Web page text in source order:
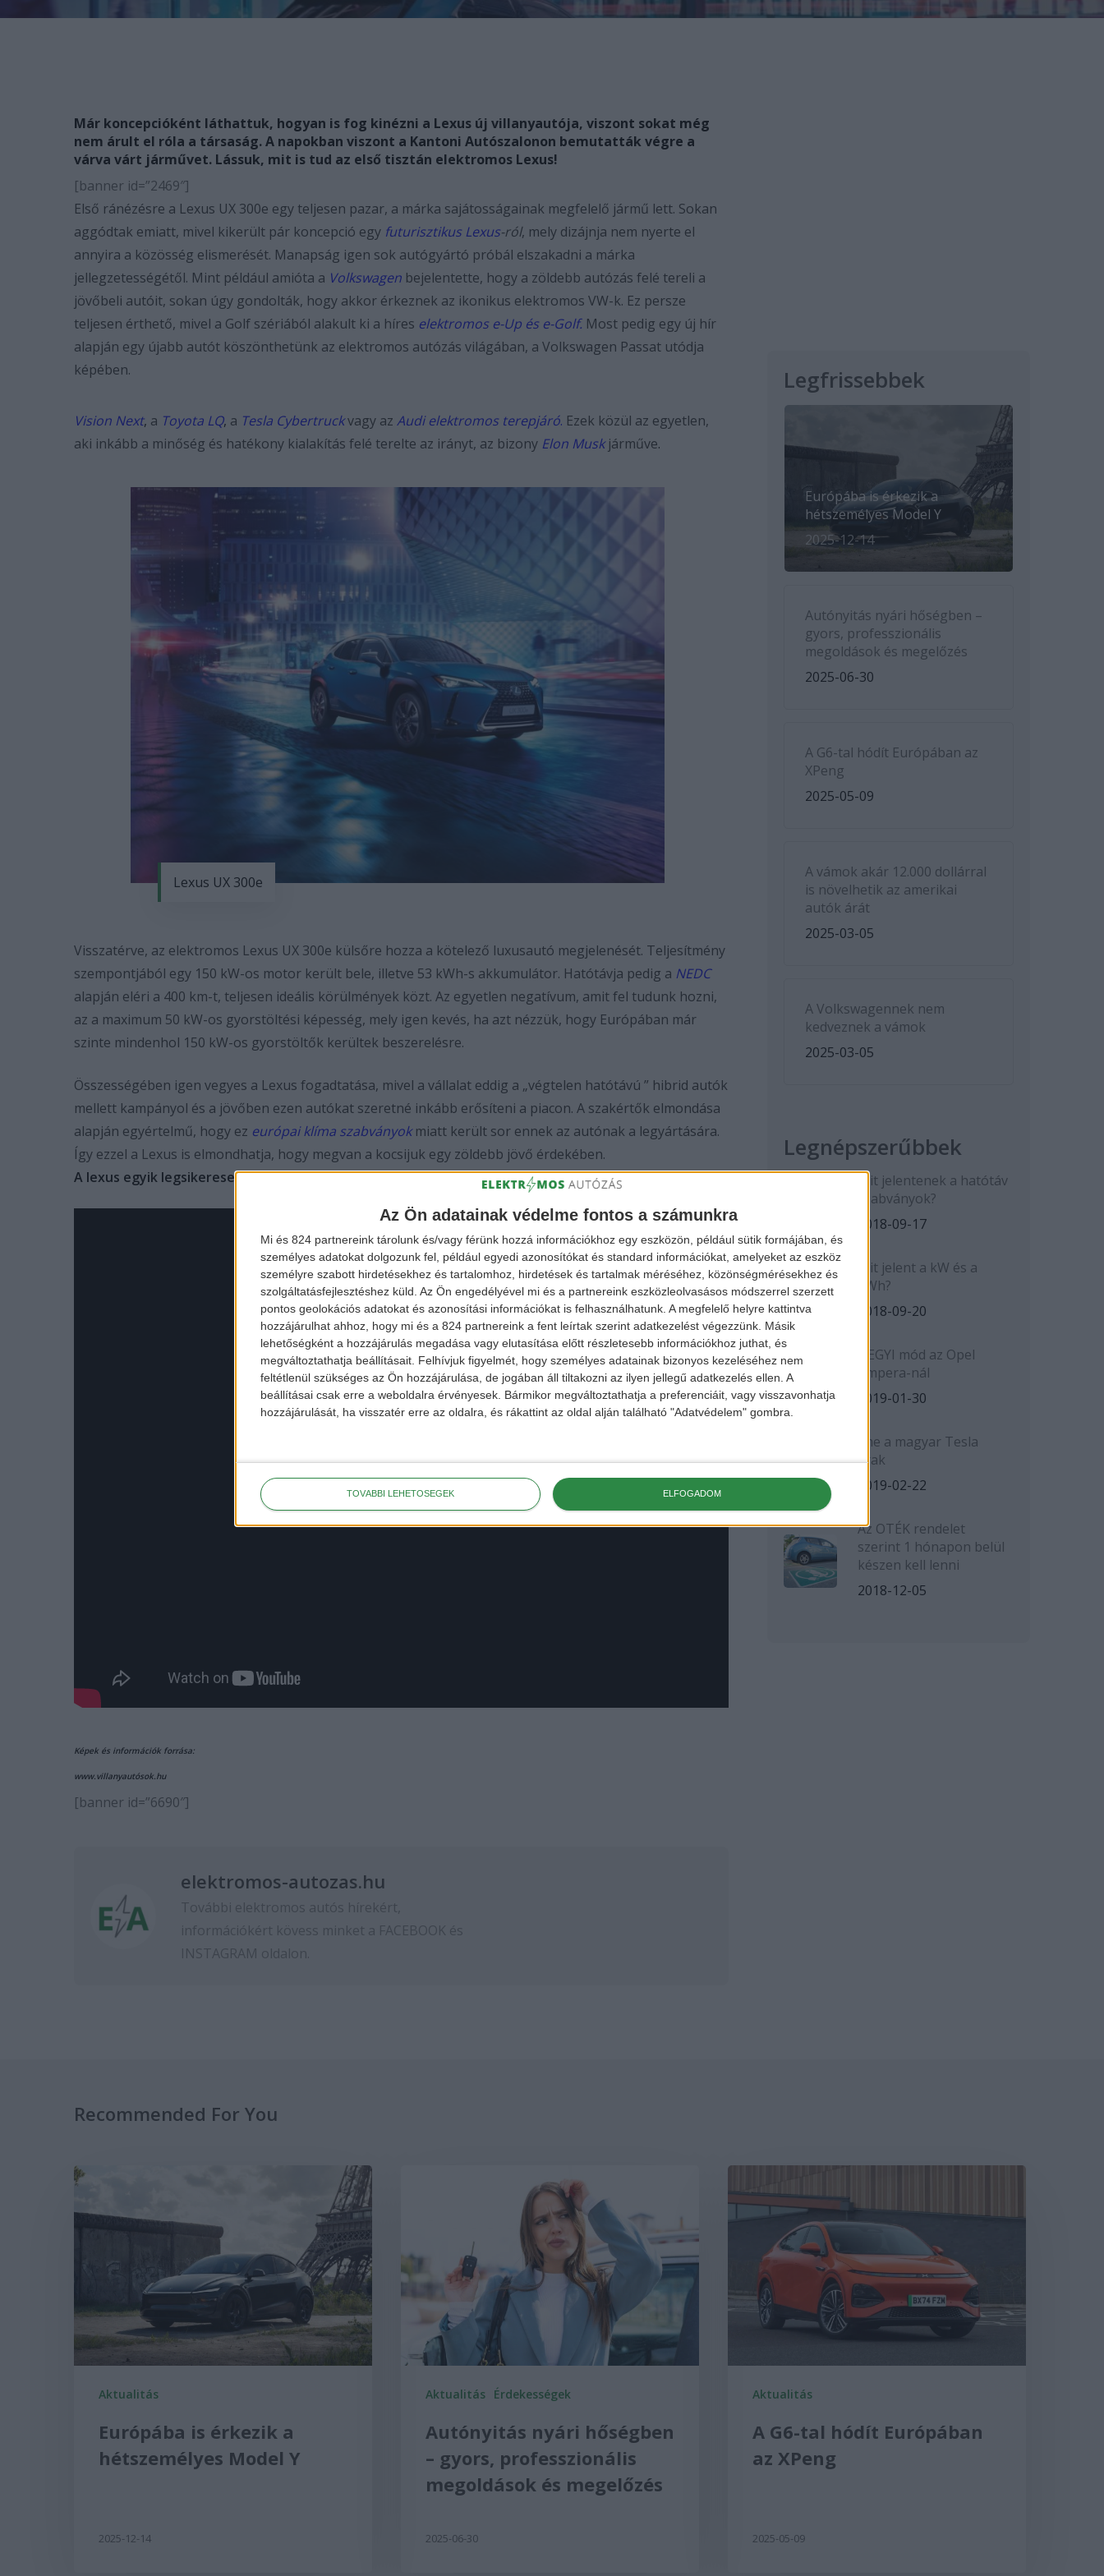
Az Ön adatainak védelme fontos a számunkra
Mi és 824 partnereink tárolunk és/vagy férünk hozzá információkhoz egy eszközön, például sütik formájában, és
személyes adatokat dolgozunk fel, például egyedi azonosítókat és standard információkat, amelyeket az eszköz
személyre szabott hirdetésekhez és tartalomhoz, hirdetések és tartalmak méréséhez, közönségmérésekhez és
szolgáltatásfejlesztéshez küld. Az Ön engedélyével mi és a partnereink eszközleolvasásos módszerrel szerzett
pontos geolokációs adatokat és azonosítási információkat is felhasználhatunk. A megfelelő helyre kattintva
hozzájárulhat ahhoz, hogy mi és a 824 partnereink a fent leírtak szerint adatkezelést végezzünk. Másik
lehetőségként a hozzájárulás megadása vagy elutasítása előtt részletesebb információkhoz juthat, és
megváltoztathatja beállításait. Felhívjuk figyelmét, hogy személyes adatainak bizonyos kezeléséhez nem
feltétlenül szükséges az Ön hozzájárulása, de jogában áll tiltakozni az ilyen jellegű adatkezelés ellen. A
beállításai csak erre a weboldalra érvényesek. Bármikor megváltoztathatja a preferenciáit, vagy visszavonhatja
hozzájárulását, ha visszatér erre az oldalra, és rákattint az oldal alján található "Adatvédelem" gombra.
TOVÁBBI LEHETŐSÉGEK ELFOGADOM
Már koncepcióként láthattuk, hogyan is fog kinézni a Lexus új villanyautója, viszont sokat még
nem árult el róla a társaság. A napokban viszont a Kantoni Autószalonon bemutatták végre a
várva várt járművet. Lássuk, mit is tud az első tisztán elektromos Lexus!
[banner id=”2469″]
Első ránézésre a Lexus UX 300e egy teljesen pazar, a márka sajátosságainak megfelelő jármű lett. Sokan
aggódtak emiatt, mivel kikerült pár koncepció egy futurisztikus Lexus-ról, mely dizájnja nem nyerte el
annyira a közösség elismerését. Manapság igen sok autógyártó próbál elszakadni a márka
jellegzetességétől. Mint például amióta a Volkswagen bejelentette, hogy a zöldebb autózás felé tereli a
jövőbeli autóit, sokan úgy gondolták, hogy akkor érkeznek az ikonikus elektromos VW-k. Ez persze
teljesen érthető, mivel a Golf szériából alakult ki a híres elektromos e-Up és e-Golf. Most pedig egy új hír
alapján egy újabb autót köszönthetünk az elektromos autózás világában, a Volkswagen Passat utódja
képében.
Vision Next, a Toyota LQ, a Tesla Cybertruckvagy az Audi elektromos terepjáró. Ezek közül az egyetlen,
aki inkább a minőség és hatékony kialakítás felé terelte az irányt, az bizony Elon Musk járműve.
Lexus UX 300e
Visszatérve, az elektromos Lexus UX 300e külsőre hozza a kötelező luxusautó megjelenését. Teljesítmény
szempontjából egy 150 kW-os motor került bele, illetve 53 kWh-s akkumulátor. Hatótávja pedig a NEDC
alapján eléri a 400 km-t, teljesen ideális körülmények közt. Az egyetlen negatívum, amit fel tudunk hozni,
az a maximum 50 kW-os gyorstöltési képesség, mely igen kevés, ha azt nézzük, hogy Európában már
szinte mindenhol 150 kW-os gyorstöltők kerültek beszerelésre.
Összességében igen vegyes a Lexus fogadtatása, mivel a vállalat eddig a „végtelen hatótávú ” hibrid autók
mellett kampányol és a jövőben ezen autókat szeretné inkább erősíteni a piacon. A szakértők elmondása
alapján egyértelmű, hogy ez európai klíma szabványok miatt került sor ennek az autónak a legyártására.
Így ezzel a Lexus is elmondhatja, hogy megvan a kocsijuk egy zöldebb jövő érdekében.
A lexus egyik legsikeresebb hibridje, a Lexus RX4550h
Képek és információk forrása:
www.villanyautósok.hu
[banner id=”6690″]
elektromos-autozas.hu
További elektromos autós hírekért,
információkért kövess minket a FACEBOOK és
INSTAGRAM oldalon.
Legfrissebbek
Európába is érkezik a
hétszemélyes Model Y
2025-12-14
Autónyitás nyári hőségben –
gyors, professzionális
megoldások és megelőzés
2025-06-30
A G6-tal hódít Európában az
XPeng
2025-05-09
A vámok akár 12.000 dollárral
is növelhetik az amerikai
autók árát
2025-03-05
A Volkswagennek nem
kedveznek a vámok
2025-03-05
Legnépszerűbbek
Mit jelentenek a hatótáv
szabványok?
2018-09-17
Mit jelent a kW és a
kWh?
2018-09-20
HEGYI mód az Opel
Ampera-nál
2019-01-30
Íme a magyar Tesla
árak
2019-02-22
Az OTÉK rendelet
szerint 1 hónapon belül
készen kell lenni
2018-12-05
Recommended For You
Aktualitás
Európába is érkezik a
hétszemélyes Model Y
2025-12-14
Aktualitás Érdekességek
Autónyitás nyári hőségben
– gyors, professzionális
megoldások és megelőzés
2025-06-30
Aktualitás
A G6-tal hódít Európában
az XPeng
2025-05-09